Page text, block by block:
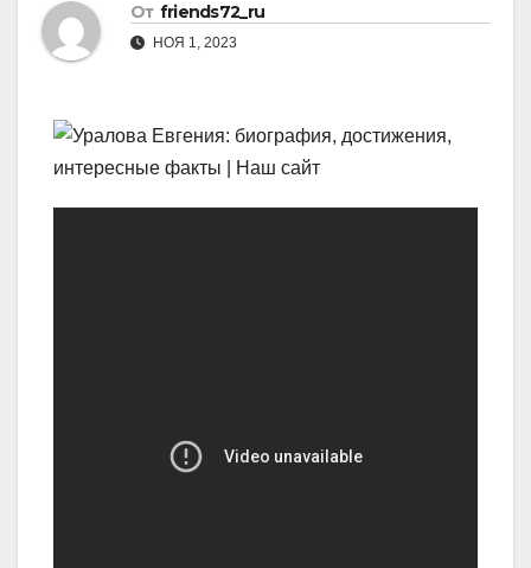
От friends72_ru
НОЯ 1, 2023